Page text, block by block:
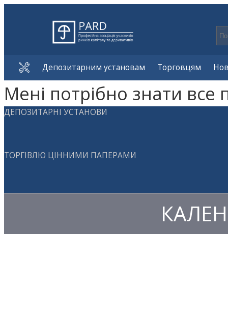
Депозитарним установам Торговцям
Мені потрібно знати все
ДЕПОЗИТАРНІ УСТАНОВИ
ТОРГІВЛЮ ЦІННИМИ ПАПЕРАМИ